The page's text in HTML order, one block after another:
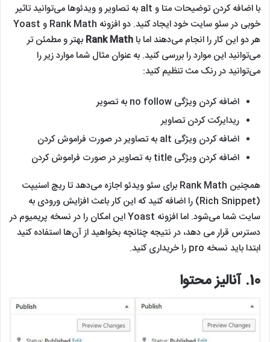
با اضافه کردن توضیحات متا و alt به تصاویر و ویدئوها می‌توانید تاثیر
خوبی در سئو سایت خود ایجاد کنید. دو افزونه Rank Math و Yoast
هر دو این کار را انجام می‌دهند اما با Rank Math بهتر و مطمئن تر
می‌توانید این موارد را بررسی کنید. به عنوان مثال شما موارد زیر را
می‌توانید در رنک مث تنظیم کنید:
اضافه کردن ویژگی no follow به تصویر
ریدایرکت کردن تصاویر
اضافه کردن ویژگی alt به تصاویر در صورت فراموش کردن
اضافه کردن ویژگی title به تصاویر در صورت فراموش کردن
همچنین Rank Math برای سئو ویدئو اجازه می‌دهد تا ریچ اسنیپت
(Rich Snippet) را اضافه کنید که این کار باعث افزایش ورودی به
سایت شما می‌شود. اما افزونه Yoast این امکان را در نسخه پریمیوم در
دسترس قرار می دهد، در نتیجه چنانچه بخواهید از آن‌‎ها استفاده کنید
ابتدا باید نسخه pro را خریداری کنید.
10. آنالیز محتوا